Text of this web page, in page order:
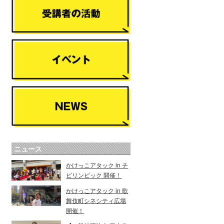
ニュース
かけっこアタック in チ
ビリンピック 開催！
かけっこアタック in 歌
舞伎町シネシティ広場
開催！